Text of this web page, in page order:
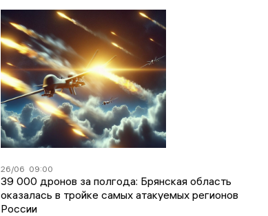
26/06 09:00
39 000 дронов за полгода: Брянская область
оказалась в тройке самых атакуемых регионов
России